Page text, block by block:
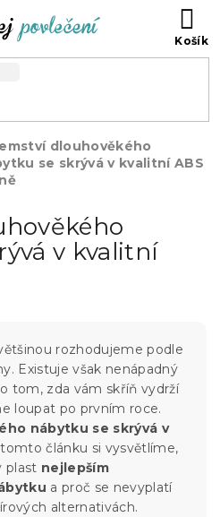
dlouhověkého
se skrývá v kvalitní ABS
v kvalitní
rozhodujeme podle
Existuje však nenápadný
tom, zda vám skříň vydrží
loupat po prvním roce.
nábytku se skrývá v
článku si vysvětlíme,
plast nejlepším
a proč se nevyplatí
alternativách.